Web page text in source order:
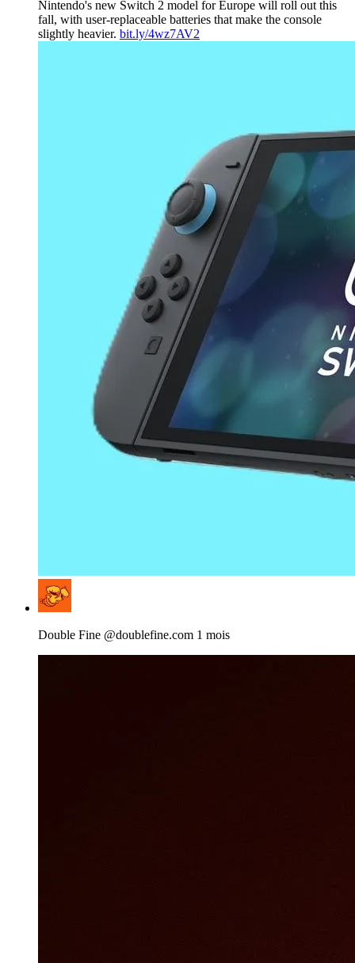
Nintendo's new Switch 2 model for Europe will roll out this
fall, with user-replaceable batteries that make the console
slightly heavier. bit.ly/4wz7AV2
View
post
by
Double
Fine
on
Double Fine @doublefine.com 1 mois